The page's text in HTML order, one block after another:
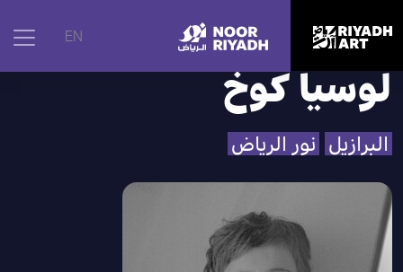
EN الرئيسية | الفنانون لوسيا كوخ
لوسيا كوخ
البرازيل نور الرياض